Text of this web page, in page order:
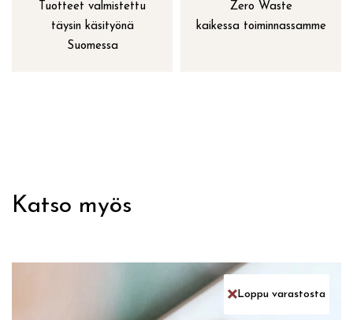
Tuotteet valmistettu
täysin käsityönä
Suomessa
Zero Waste
kaikessa toiminnassamme
Katso myös
Loppu varastosta